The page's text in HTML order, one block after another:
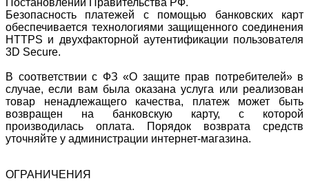
Безопасность платежей с помощью банковских карт
обеспечивается технологиями защищенного соединения
HTTPS и двухфакторной аутентификации пользователя
3D Secure.
В соответствии с ФЗ «О защите прав потребителей» в
случае, если вам была оказана услуга или реализован
товар ненадлежащего качества, платеж может быть
возвращен на банковскую карту, с которой
производилась оплата. Порядок возврата средств
уточняйте у администрации интернет-магазина.
ОГРАНИЧЕНИЯ